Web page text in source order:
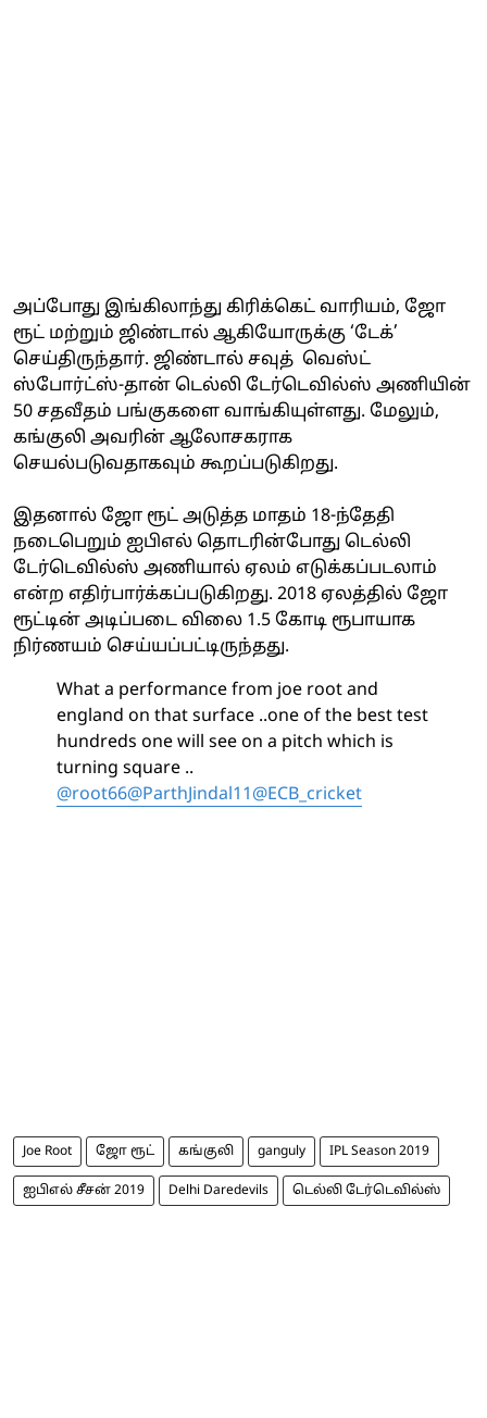
அப்போது இங்கிலாந்து கிரிக்கெட் வாரியம், ஜோ
ரூட் மற்றும் ஜிண்டால் ஆகியோருக்கு ‘டேக்’
செய்திருந்தார். ஜிண்டால் சவுத் வெஸ்ட்
ஸ்போர்ட்ஸ்-தான் டெல்லி டேர்டெவில்ஸ் அணியின்
50 சதவீதம் பங்குகளை வாங்கியுள்ளது. மேலும்,
கங்குலி அவரின் ஆலோசகராக
செயல்படுவதாகவும் கூறப்படுகிறது.
இதனால் ஜோ ரூட் அடுத்த மாதம் 18-ந்தேதி
நடைபெறும் ஐபிஎல் தொடரின்போது டெல்லி
டேர்டெவில்ஸ் அணியால் ஏலம் எடுக்கப்படலாம்
என்ற எதிர்பார்க்கப்படுகிறது. 2018 ஏலத்தில் ஜோ
ரூட்டின் அடிப்படை விலை 1.5 கோடி ரூபாயாக
நிர்ணயம் செய்யப்பட்டிருந்தது.
What a performance from joe root and
england on that surface ..one of the best test
hundreds one will see on a pitch which is
turning square ..
@root66@ParthJindal11 @ECB_cricket
Joe Root ஜோ ரூட் கங்குலி ganguly IPL Season 2019
ஐபிஎல் சீசன் 2019 Delhi Daredevils டெல்லி டேர்டெவில்ஸ்